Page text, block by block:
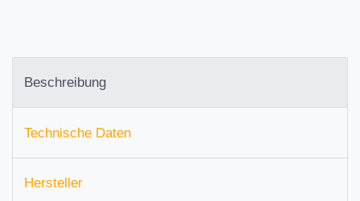
Beschreibung
Technische Daten
Hersteller